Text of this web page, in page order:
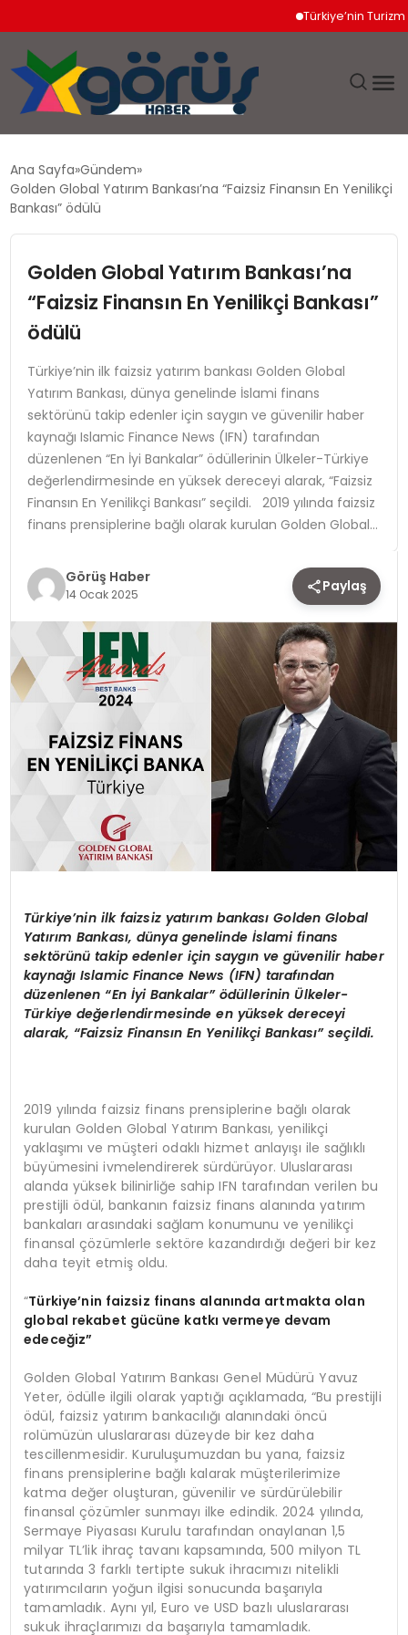
Türkiye’nin Turizm
EKONOMI
MAGAZIN
SPOR
TEKNOLOJI
YAŞAM
Ana Sayfa Gündem
Golden Global Yatırım Bankası’na “Faizsiz Finansın En Yenilikçi
Bankası” ödülü
Golden Global Yatırım Bankası’na
“Faizsiz Finansın En Yenilikçi Bankası”
ödülü
Türkiye’nin ilk faizsiz yatırım bankası Golden Global
Yatırım Bankası, dünya genelinde İslami finans
sektörünü takip edenler için saygın ve güvenilir haber
kaynağı Islamic Finance News (IFN) tarafından
düzenlenen “En İyi Bankalar” ödüllerinin Ülkeler-Türkiye
değerlendirmesinde en yüksek dereceyi alarak, “Faizsiz
Finansın En Yenilikçi Bankası” seçildi. 2019 yılında faizsiz
finans prensiplerine bağlı olarak kurulan Golden Global…
Görüş Haber
14 Ocak 2025 Paylaş
Türkiye’nin ilk faizsiz yatırım bankasıGolden Global
Yatırım Bankası, dünya genelinde İslami finans
sektörünü takip edenler için saygın ve güvenilir haber
kaynağıIslamic Finance News (IFN) tarafından
düzenlenen “En İyi Bankalar” ödüllerininÜlkeler-
Türkiye değerlendirmesinde en yüksek dereceyi
alarak, “Faizsiz Finansın En Yenilikçi Bankası” seçildi.
2019 yılında faizsiz finans prensiplerine bağlı olarak
kurulan Golden Global Yatırım Bankası, yenilikçi
yaklaşımı ve müşteri odaklı hizmet anlayışı ile sağlıklı
büyümesini ivmelendirerek sürdürüyor. Uluslararası
alanda yüksek bilinirliğe sahip IFN tarafından verilen bu
prestijli ödül, bankanın faizsiz finans alanında yatırım
bankaları arasındaki sağlam konumunu ve yenilikçi
finansal çözümlerle sektöre kazandırdığı değeri bir kez
daha teyit etmiş oldu.
“Türkiye’nin faizsiz finans alanında artmakta olan
global rekabet gücüne katkı vermeye devam
edeceğiz”
Golden Global Yatırım Bankası Genel Müdürü Yavuz
Yeter, ödülle ilgili olarak yaptığı açıklamada, “Bu prestijli
ödül, faizsiz yatırım bankacılığı alanındaki öncü
rolümüzün uluslararası düzeyde bir kez daha
tescillenmesidir. Kuruluşumuzdan bu yana, faizsiz
finans prensiplerine bağlı kalarak müşterilerimize
katma değer oluşturan, güvenilir ve sürdürülebilir
finansal çözümler sunmayı ilke edindik. 2024 yılında,
Sermaye Piyasası Kurulu tarafından onaylanan 1,5
milyar TL’lik ihraç tavanı kapsamında, 500 milyon TL
tutarında 3 farklı tertipte sukuk ihracımızı nitelikli
yatırımcıların yoğun ilgisi sonucunda başarıyla
tamamladık. Aynı yıl, Euro ve USD bazlı uluslararası
sukuk ihraçlarımızı da başarıyla tamamladık.